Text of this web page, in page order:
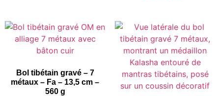
Bol tibétain gravé – 7
métaux – Fa – 13,5 cm –
560 g